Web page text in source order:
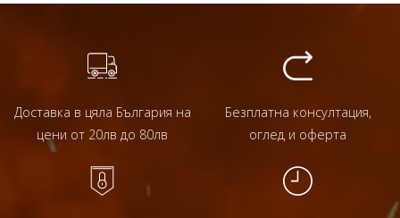
Доставка в цяла България на
цени от 20лв до 80лв
Безплатна консултация,
оглед и оферта